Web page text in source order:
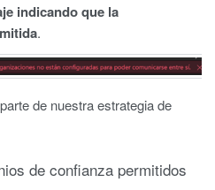
indicando que la
.
de nuestra estrategia de
de confianza permitidos